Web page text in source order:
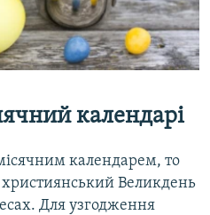
календарі
календарем, то
християнський Великдень
Для узгодження